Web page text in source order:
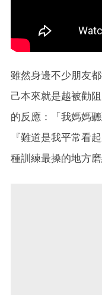
雖然身邊不少朋友
己本來就是越被勸
的反應：「我媽媽
『難道是我平常看
種訓練最操的地方磨